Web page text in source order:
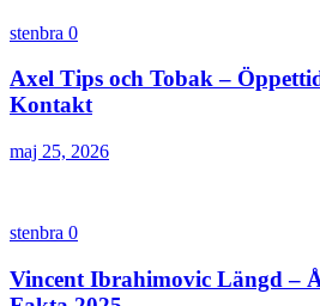
stenbra 0
Axel Tips och Tobak –
Kontakt
maj 25, 2026
stenbra 0
Vincent Ibrahimovic Längd –